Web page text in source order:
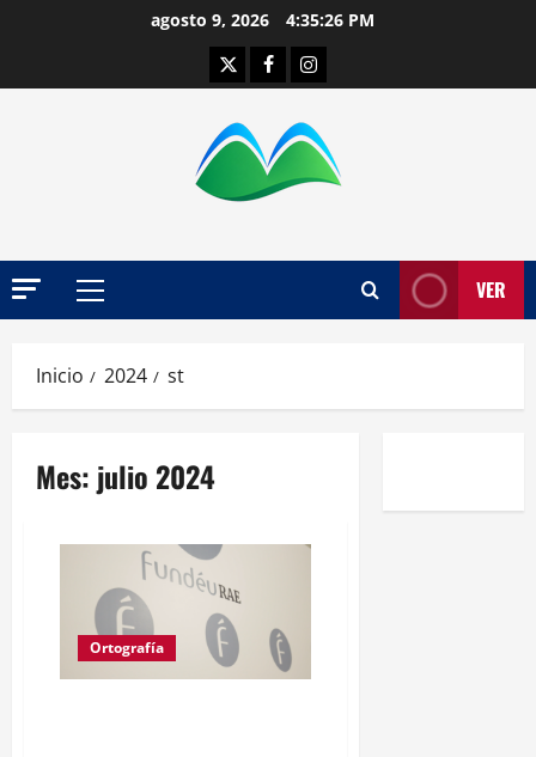
agosto 9, 2026 4:35:26 PM
TwitterFacebookInstagram
Menú
VER
Inicio 2024 st
Mes: julio 2024
Ortografía